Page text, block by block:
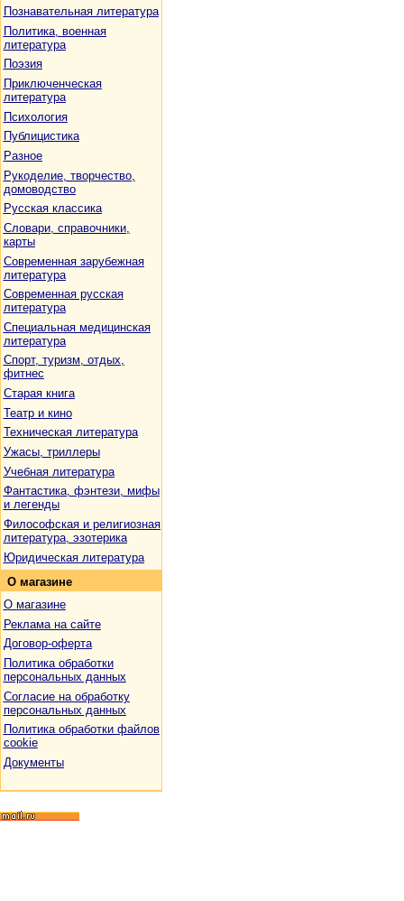
Познавательная литература
Политика, военная
литература
Поэзия
Приключенческая
литература
Психология
Публицистика
Разное
Рукоделие, творчество,
домоводство
Русская классика
Словари, справочники,
карты
Современная зарубежная
литература
Современная русская
литература
Специальная медицинская
литература
Спорт, туризм, отдых,
фитнес
Старая книга
Театр и кино
Техническая литература
Ужасы, триллеры
Учебная литература
Фантастика, фэнтези, мифы
и легенды
Философская и религиозная
литература, эзотерика
Юридическая литература
О магазине
О магазине
Реклама на сайте
Договор-оферта
Политика обработки
персональных данных
Согласие на обработку
персональных данных
Политика обработки файлов
cookie
Документы